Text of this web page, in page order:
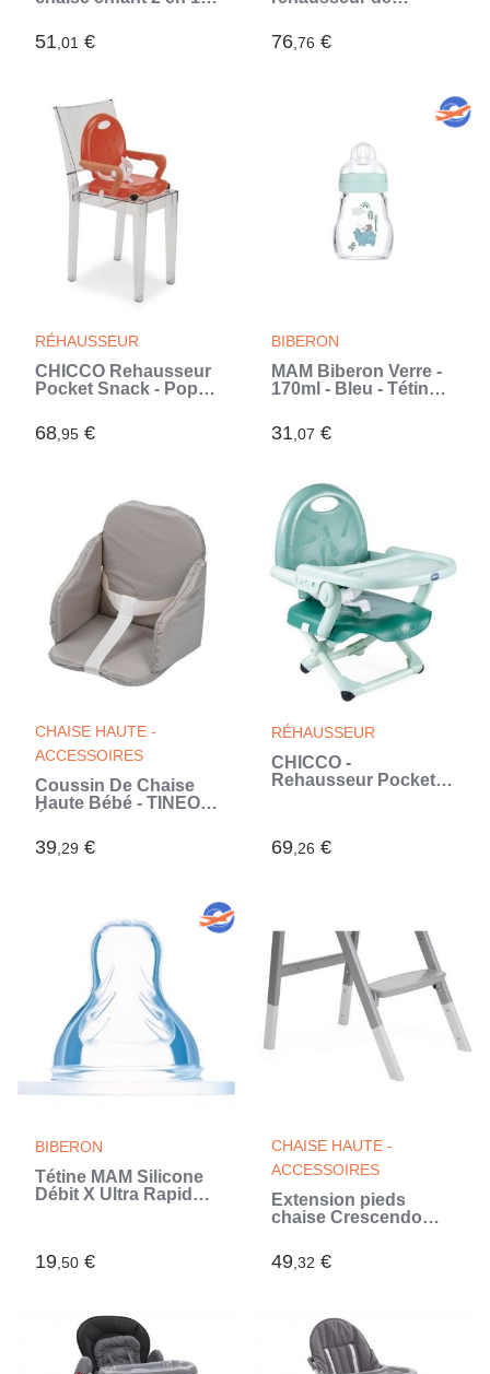
YEEHOP - Harnais
sécurité 3 points -
51,01 €
et Lumieres 3 en 1
(Beige)
76,76 €
RÉHAUSSEUR
CHICCO Rehausseur
Pocket Snack - Poppy
68,95 €
BIBERON
MAM Biberon Verre -
170ml - Bleu - Tétine
31,07 €
CHAISE HAUTE -
ACCESSOIRES
Coussin De Chaise
Haute Bébé - TINEO -
Sangles De Sécurité -
Facile a Laver -
39,29 €
RÉHAUSSEUR
CHICCO -
Rehausseur Pocket
69,26 €
BIBERON
Tétine MAM Silicone
Débit X Ultra Rapide -
19,50 €
CHAISE HAUTE -
ACCESSOIRES
Extension pieds
chaise Crescendo
49,32 €